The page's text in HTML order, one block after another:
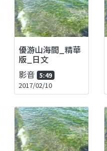
優游山海間_精華
版_日文
影音 5:49
2017/02/10